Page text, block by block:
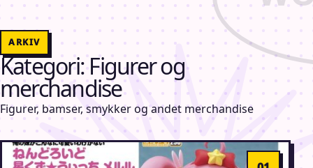
ARKIV
Kategori: Figurer og
merchandise
Figurer, bamser, smykker og andet merchandise